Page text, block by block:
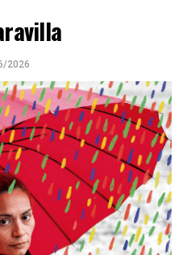
con doble tapa, que
a remarla.
2026